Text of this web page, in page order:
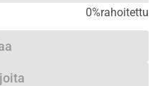
0%rahoitettu